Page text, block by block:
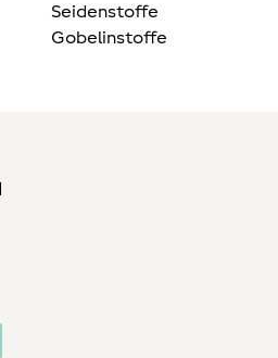
Seidenstoffe
Gobelinstoffe